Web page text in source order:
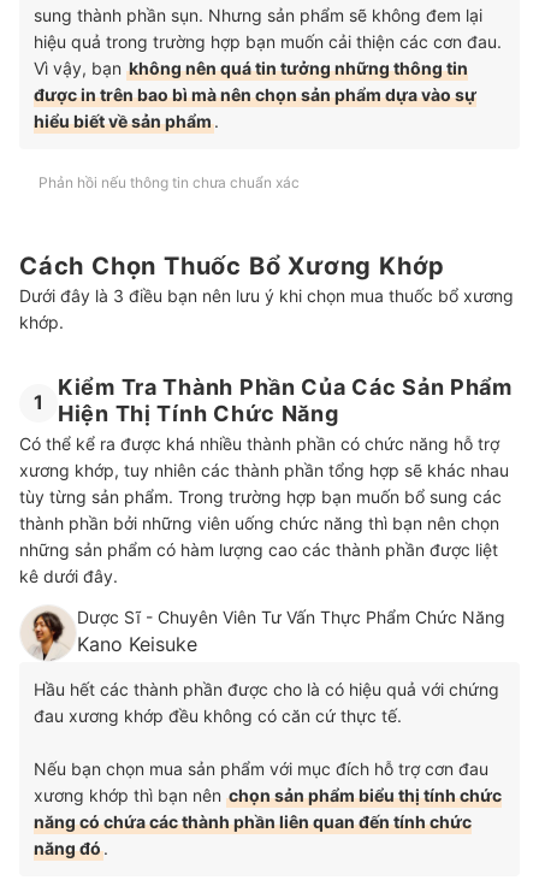
sung thành phần sụn. Nhưng sản phẩm sẽ không đem lại
hiệu quả trong trường hợp bạn muốn cải thiện các cơn đau.
Vì vậy, bạn không nên quá tin tưởng những thông tin
được in trên bao bì mà nên chọn sản phẩm dựa vào sự
hiểu biết về sản phẩm.
Phản hồi nếu thông tin chưa chuẩn xác
Cách Chọn Thuốc Bổ Xương Khớp
Dưới đây là 3 điều bạn nên lưu ý khi chọn mua thuốc bổ xương
khớp.
1
Kiểm Tra Thành Phần Của Các Sản Phẩm
Hiện Thị Tính Chức Năng
Có thể kể ra được khá nhiều thành phần có chức năng hỗ trợ
xương khớp, tuy nhiên các thành phần tổng hợp sẽ khác nhau
tùy từng sản phẩm. Trong trường hợp bạn muốn bổ sung các
thành phần bởi những viên uống chức năng thì bạn nên chọn
những sản phẩm có hàm lượng cao các thành phần được liệt
kê dưới đây.
Dược Sĩ - Chuyên Viên Tư Vấn Thực Phẩm Chức Năng
Kano Keisuke
Hầu hết các thành phần được cho là có hiệu quả với chứng
đau xương khớp đều không có căn cứ thực tế.
Nếu bạn chọn mua sản phẩm với mục đích hỗ trợ cơn đau
xương khớp thì bạn nên chọn sản phẩm biểu thị tính chức
năng có chứa các thành phần liên quan đến tính chức
năng đó.